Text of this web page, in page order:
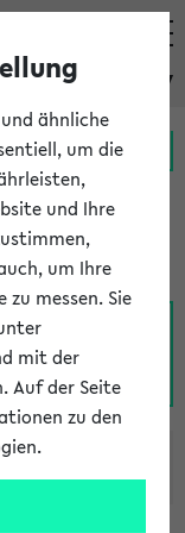
eKVV
Portal
O
Y
Z
ähnliche
um die
und Ihre
um Ihre
messen. Sie
mit der
Auf der Seite
zu den